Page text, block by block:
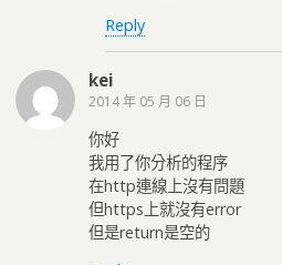
Reply
kei
2014 年 05 月 06 日
你好
我用了你分析的程序
在http連線上沒有問題
但https上就沒有error
但是return是空的